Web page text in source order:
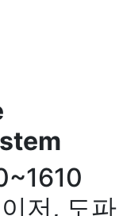
저, 도파